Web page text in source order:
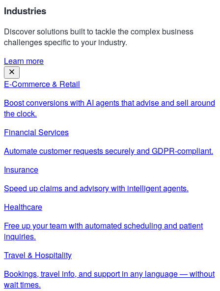
Industries
Discover solutions built to tackle the complex business
challenges specific to your industry.
Learn more
E-Commerce & Retail
Boost conversions with AI agents that advise and sell around
the clock.
Financial Services
Automate customer requests securely and GDPR-compliant.
Insurance
Speed up claims and advisory with intelligent agents.
Healthcare
Free up your team with automated scheduling and patient
inquiries.
Travel & Hospitality
Bookings, travel info, and support in any language — without
wait times.